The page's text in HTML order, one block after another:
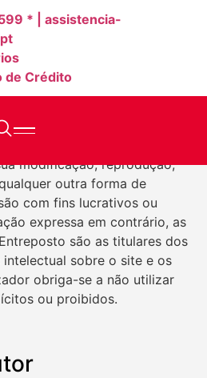
* | assistencia-
de Crédito
of Use
unicamente para fins
modificação, reprodução,
outra forma de
com fins lucrativos ou
expressa em contrário, as
são as titulares dos
sobre o site e os
obriga-se a não utilizar
ou proibidos.